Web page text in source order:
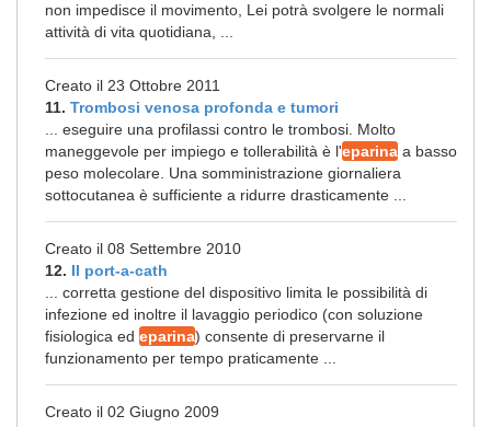
non impedisce il movimento, Lei potrà svolgere le normali
attività di vita quotidiana, ...
Creato il 23 Ottobre 2011
11. Trombosi venosa profonda e tumori
... eseguire una profilassi contro le trombosi. Molto
maneggevole per impiego e tollerabilità è l'eparina a basso
peso molecolare. Una somministrazione giornaliera
sottocutanea è sufficiente a ridurre drasticamente ...
Creato il 08 Settembre 2010
12. Il port-a-cath
... corretta gestione del dispositivo limita le possibilità di
infezione ed inoltre il lavaggio periodico (con soluzione
fisiologica ed eparina) consente di preservarne il
funzionamento per tempo praticamente ...
Creato il 02 Giugno 2009